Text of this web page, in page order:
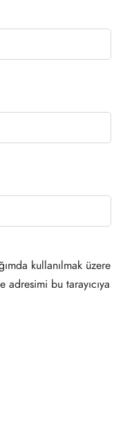
kullanılmak üzere
adresimi bu tarayıcıya